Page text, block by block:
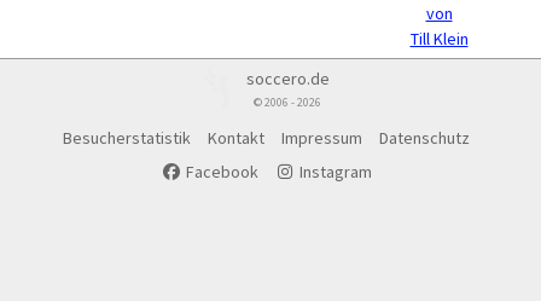
von
Till Klein
soccero.de
© 2006 - 2026
Besucherstatistik Kontakt Impressum
Datenschutz
Facebook
Instagram